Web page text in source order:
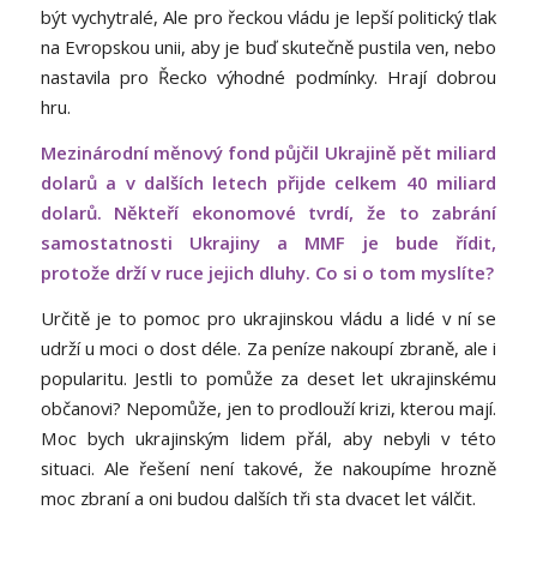
být vychytralé, Ale pro řeckou vládu je lepší politický tlak
na Evropskou unii, aby je buď skutečně pustila ven, nebo
nastavila pro Řecko výhodné podmínky. Hrají dobrou
hru.
Mezinárodní měnový fond půjčil Ukrajině pět miliard
dolarů a v dalších letech přijde celkem 40 miliard
dolarů. Někteří ekonomové tvrdí, že to zabrání
samostatnosti Ukrajiny a MMF je bude řídit,
protože drží v ruce jejich dluhy. Co si o tom myslíte?
Určitě je to pomoc pro ukrajinskou vládu a lidé v ní se
udrží u moci o dost déle. Za peníze nakoupí zbraně, ale i
popularitu. Jestli to pomůže za deset let ukrajinskému
občanovi? Nepomůže, jen to prodlouží krizi, kterou mají.
Moc bych ukrajinským lidem přál, aby nebyli v této
situaci. Ale řešení není takové, že nakoupíme hrozně
moc zbraní a oni budou dalších tři sta dvacet let válčit.